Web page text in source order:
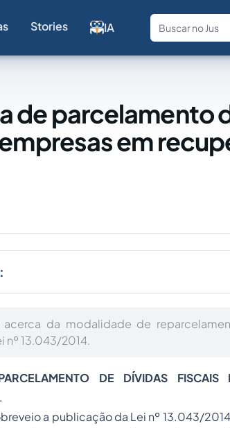
Stories IA
de parcelamento
em
acerca da modalidade de
nº 13.043/2014.
DE DÍVIDAS FISCAIS
.
a publicação da Lei nº 13.043/